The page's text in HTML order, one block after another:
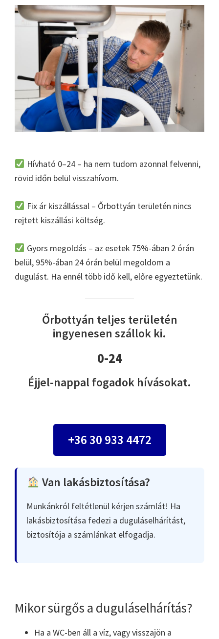
Hívható 0–24 – ha nem tudom azonnal felvenni,
rövid időn belül visszahívom.
Fix ár kiszállással – Őrbottyán területén nincs
rejtett kiszállási költség.
Gyors megoldás – az esetek 75%-ában 2 órán
belül, 95%-ában 24 órán belül megoldom a
dugulást. Ha ennél több idő kell, előre egyeztetünk.
Őrbottyán teljes területén
ingyenesen szállok ki.
0-24
Éjjel-nappal fogadok hívásokat.
+36 30 933 4472
Van lakásbiztosítása?
Munkánkról feltétlenül kérjen számlát! Ha
lakásbiztosítása fedezi a duguláselhárítást,
biztosítója a számlánkat elfogadja.
Mikor sürgős a duguláselhárítás?
Ha a WC-ben áll a víz, vagy visszajön a